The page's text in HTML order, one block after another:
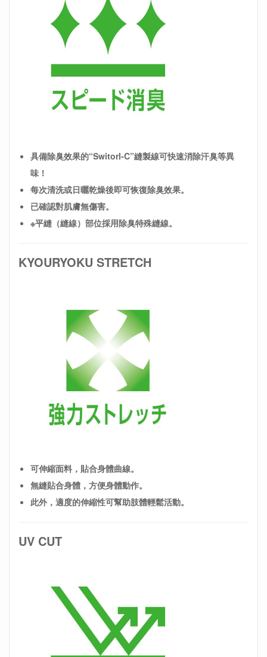
具備除臭效果的“Switorl-C”縫製線可快速消除汗臭等異
味！
每次清洗或日曬乾燥後即可恢復除臭效果。
已確認對肌膚無傷害。
※平縫（縫線）部位採用除臭特殊縫線。
KYOURYOKU STRETCH
可伸縮面料，貼合身體曲線。
無縫貼合身體，方便身體動作。
此外，適度的伸縮性可幫助肢體輕鬆活動。
UV CUT